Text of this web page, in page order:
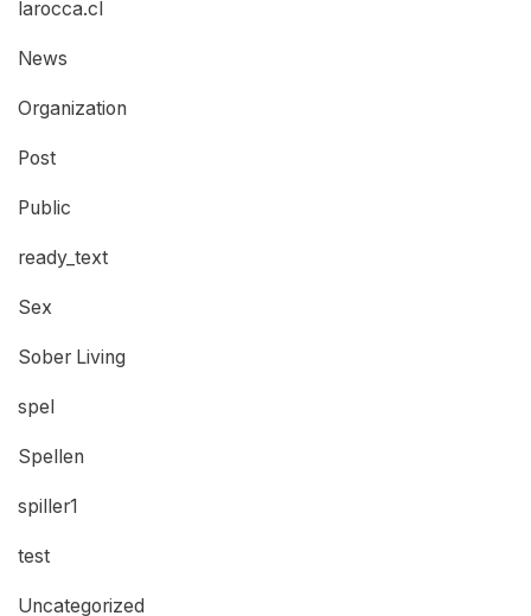
larocca.cl
News
Organization
Post
Public
ready_text
Sex
Sober Living
spel
Spellen
spiller1
test
Uncategorized